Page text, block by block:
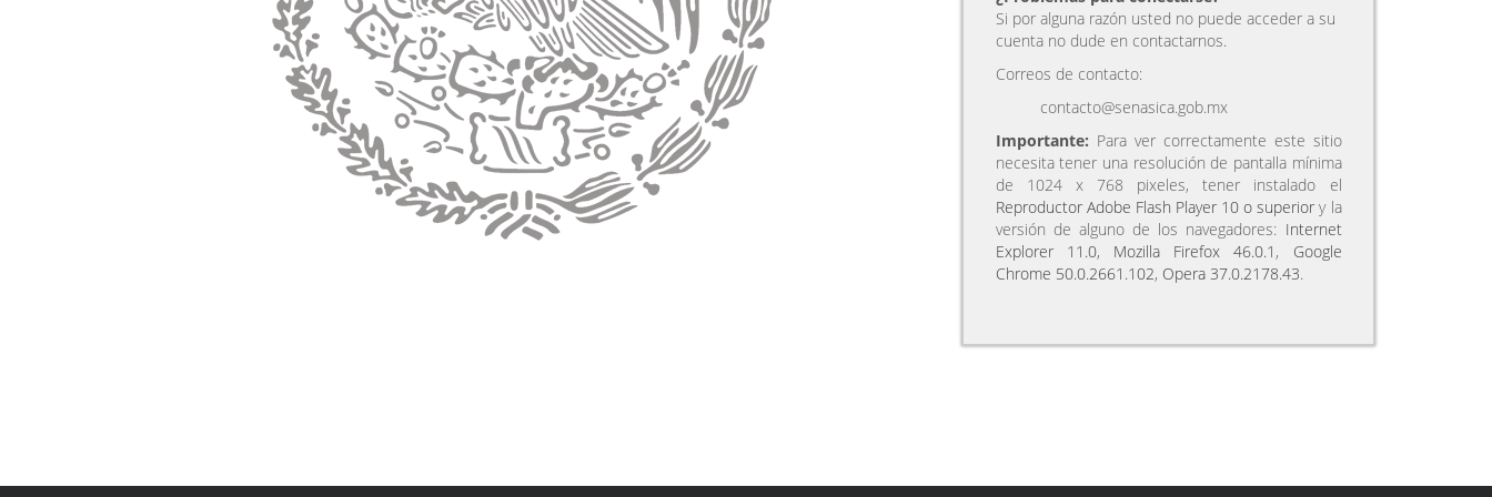
Si por alguna razón usted no puede acceder a su
cuenta no dude en contactarnos.
Correos de contacto:
contacto@senasica.gob.mx
Importante: Para ver correctamente este sitio
necesita tener una resolución de pantalla mínima
de 1024 x 768 pixeles, tener instalado el
Reproductor Adobe Flash Player 10 o superior y la
versión de alguno de los navegadores: Internet
Explorer 11.0, Mozilla Firefox 46.0.1 , Google
Chrome 50.0.2661.102, Opera 37.0.2178.43.